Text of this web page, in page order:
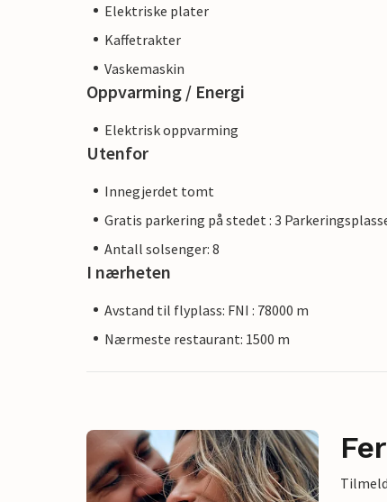
Elektriske plater
Kaffetrakter
Vaskemaskin
Oppvarming / Energi
Elektrisk oppvarming
Utenfor
Innegjerdet tomt
Gratis parkering på stedet : 3
Antall solsenger: 8
I nærheten
Avstand til flyplass: FNI : 78000 m
Nærmeste restaurant: 1500 m